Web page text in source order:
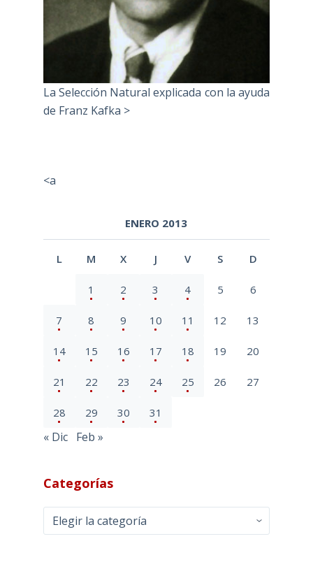
La Selección Natural explicada con la ayuda
de Franz Kafka >
<a
ENERO 2013
L M X J V S D
1 2 3 4 5 6
7 8 9 10 11 12 13
14 15 16 17 18 19 20
21 22 23 24 25 26 27
28 29 30 31
« Dic Feb »
Categorías
Categorías